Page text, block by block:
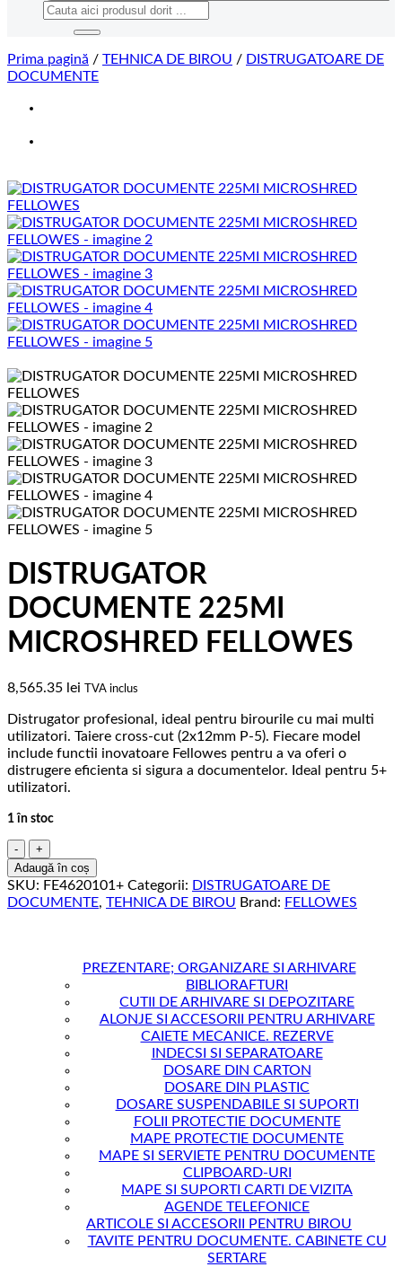
Caută
Prima pagină / TEHNICA DE BIROU / DISTRUGATOARE DE
DOCUMENTE
DISTRUGATOR
DOCUMENTE 225MI
MICROSHRED FELLOWES
8,565.35 lei TVA inclus
Distrugator profesional, ideal pentru birourile cu mai multi
utilizatori. Taiere cross-cut (2x12mm P-5). Fiecare model
include functii inovatoare Fellowes pentru a va oferi o
distrugere eficienta si sigura a documentelor. Ideal pentru 5+
utilizatori.
1 în stoc
Cantitate
DISTRUGATOR
DOCUMENTE
225MI
Adaugă în coș
SKU: FE4620101+ Categorii: DISTRUGATOARE DE
DOCUMENTE, TEHNICA DE BIROU Brand: FELLOWES
PREZENTARE; ORGANIZARE SI ARHIVARE
BIBLIORAFTURI
CUTII DE ARHIVARE SI DEPOZITARE
ALONJE SI ACCESORII PENTRU ARHIVARE
CAIETE MECANICE. REZERVE
INDECSI SI SEPARATOARE
DOSARE DIN CARTON
DOSARE DIN PLASTIC
DOSARE SUSPENDABILE SI SUPORTI
FOLII PROTECTIE DOCUMENTE
MAPE PROTECTIE DOCUMENTE
MAPE SI SERVIETE PENTRU DOCUMENTE
CLIPBOARD-URI
MAPE SI SUPORTI CARTI DE VIZITA
AGENDE TELEFONICE
ARTICOLE SI ACCESORII PENTRU BIROU
TAVITE PENTRU DOCUMENTE. CABINETE CU
SERTARE